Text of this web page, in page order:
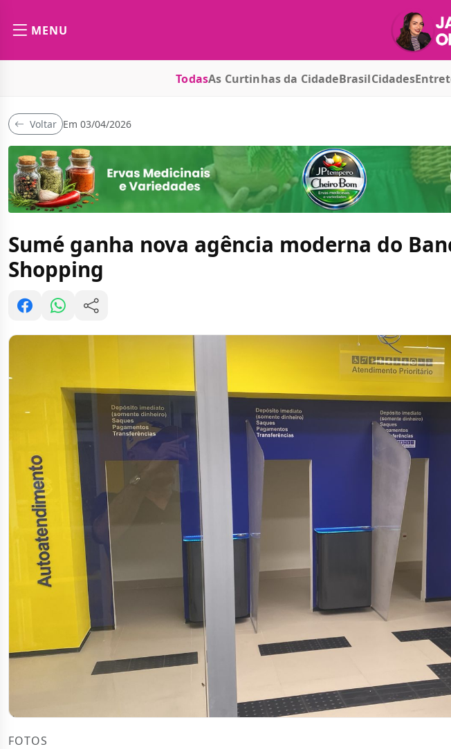
MENU
TodasAs Curtinhas da CidadeBrasilCidades
Voltar Em 03/04/2026
Sumé ganha nova agência moderna do
Shopping
FOTOS